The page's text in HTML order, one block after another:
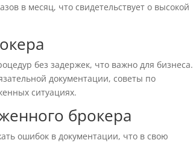
в месяц, что свидетельствует о высокой
без задержек, что важно для бизнеса.
документации, советы по
ситуациях.
брокера
ошибок в документации, что в свою